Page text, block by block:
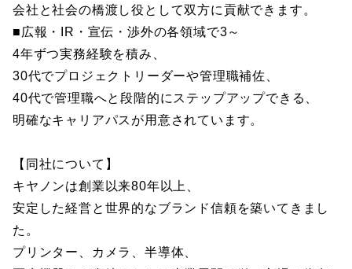
会社と社会の橋渡し役として双方に貢献できます。
■広報・IR・宣伝・渉外の各領域で3～
4年ずつ実務経験を積み、
30代でプロジェクトリーダーや管理職補佐、
40代で管理職へと段階的にステップアップできる、
明確なキャリアパスが用意されています。
【同社について】
キヤノンは創業以来80年以上、
安定した経営と世界的なブランド信頼を築いてきまし
た。
プリンター、カメラ、半導体、